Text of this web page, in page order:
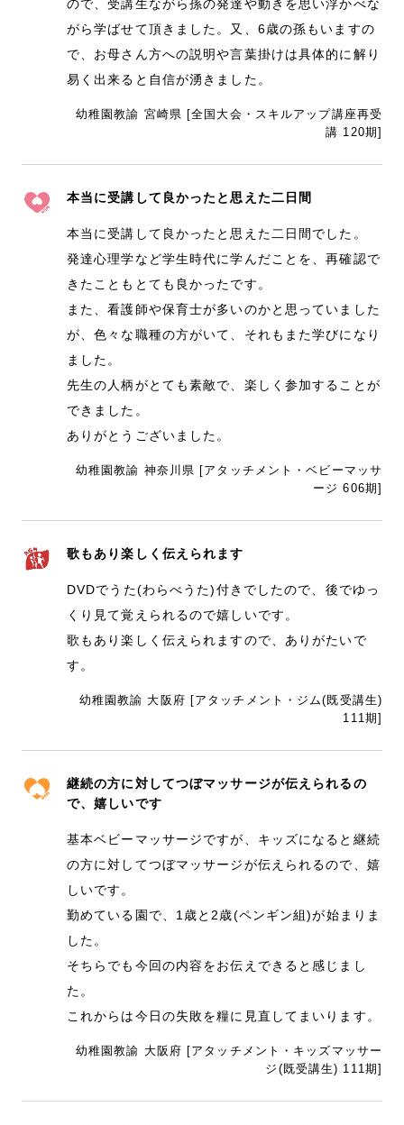
ので、受講生ながら孫の発達や動きを思い浮かべな
がら学ばせて頂きました。又、6歳の孫もいますの
で、お母さん方への説明や言葉掛けは具体的に解り
易く出来ると自信が湧きました。
幼稚園教諭 宮崎県 [全国大会・スキルアップ講座再受
講 120期]
本当に受講して良かったと思えた二日間
本当に受講して良かったと思えた二日間でした。
発達心理学など学生時代に学んだことを、再確認で
きたこともとても良かったです。
また、看護師や保育士が多いのかと思っていました
が、色々な職種の方がいて、それもまた学びになり
ました。
先生の人柄がとても素敵で、楽しく参加することが
できました。
ありがとうございました。
幼稚園教諭 神奈川県 [アタッチメント・ベビーマッサ
ージ 606期]
歌もあり楽しく伝えられます
DVDでうた(わらべうた)付きでしたので、後でゆっ
くり見て覚えられるので嬉しいです。
歌もあり楽しく伝えられますので、ありがたいで
す。
幼稚園教諭 大阪府 [アタッチメント・ジム(既受講生)
111期]
継続の方に対してつぼマッサージが伝えられるの
で、嬉しいです
基本ベビーマッサージですが、キッズになると継続
の方に対してつぼマッサージが伝えられるので、嬉
しいです。
勤めている園で、1歳と2歳(ペンギン組)が始まりま
した。
そちらでも今回の内容をお伝えできると感じまし
た。
これからは今日の失敗を糧に見直してまいります。
幼稚園教諭 大阪府 [アタッチメント・キッズマッサー
ジ(既受講生) 111期]